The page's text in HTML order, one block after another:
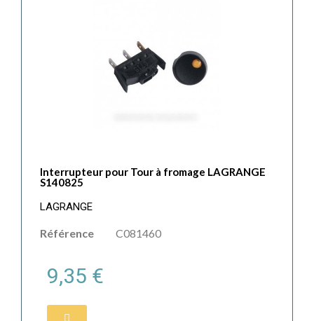
Interrupteur pour Tour à fromage LAGRANGE
S140825
LAGRANGE
Référence C081460
9,35 €